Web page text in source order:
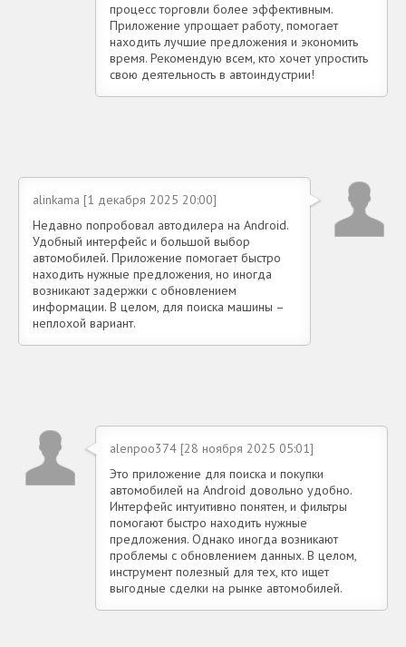
процесс торговли более эффективным.
Приложение упрощает работу, помогает
находить лучшие предложения и экономить
время. Рекомендую всем, кто хочет упростить
свою деятельность в автоиндустрии!
alinkama [1 декабря 2025 20:00]
Недавно попробовал автодилера на Android.
Удобный интерфейс и большой выбор
автомобилей. Приложение помогает быстро
находить нужные предложения, но иногда
возникают задержки с обновлением
информации. В целом, для поиска машины –
неплохой вариант.
alenpoo374 [28 ноября 2025 05:01]
Это приложение для поиска и покупки
автомобилей на Android довольно удобно.
Интерфейс интуитивно понятен, и фильтры
помогают быстро находить нужные
предложения. Однако иногда возникают
проблемы с обновлением данных. В целом,
инструмент полезный для тех, кто ищет
выгодные сделки на рынке автомобилей.